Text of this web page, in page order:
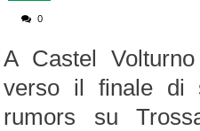
0
A Castel
verso il finale di
rumors su